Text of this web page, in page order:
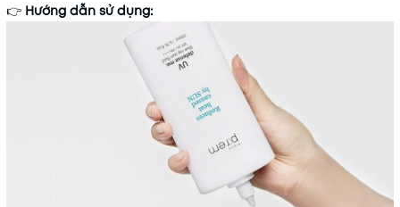
👉 Hướng dẫn sử dụng: